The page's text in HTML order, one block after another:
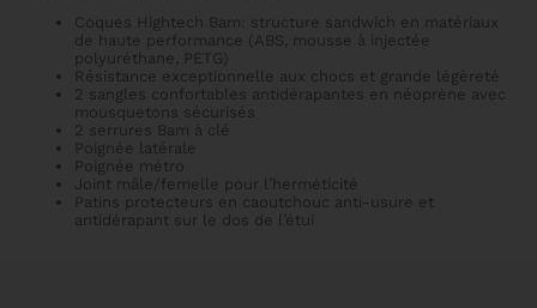
Coques Hightech Bam: structure sandwich en matériaux
de haute performance (ABS, mousse à injectée
polyuréthane, PETG)
Résistance exceptionnelle aux chocs et grande légèreté
2 sangles confortables antidérapantes en néoprène avec
mousquetons sécurisés
2 serrures Bam à clé
Poignée latérale
Poignée métro
Joint mâle/femelle pour l’herméticité
Patins protecteurs en caoutchouc anti-usure et
antidérapant sur le dos de l’étui